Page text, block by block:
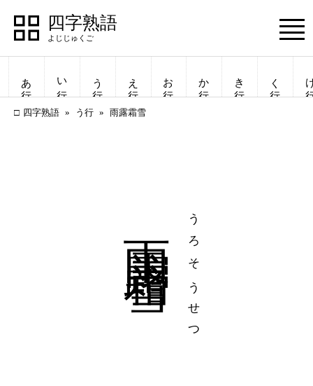
四字熟語
四字熟語
一覧表示
Menu
あ行 い行 う行 え行 お行 か行 き行 く行
四字熟語 う行 雨露霜雪
うろそうせつ
四字熟語
一覧表示